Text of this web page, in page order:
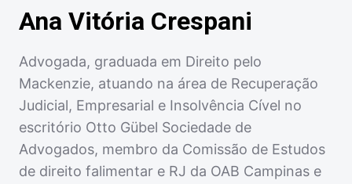
Ana Vitória Crespani
Advogada, graduada em Direito pelo
Mackenzie, atuando na área de Recuperação
Judicial, Empresarial e Insolvência Cível no
escritório Otto Gübel Sociedade de
Advogados, membro da Comissão de Estudos
de direito falimentar e RJ da OAB Campinas e